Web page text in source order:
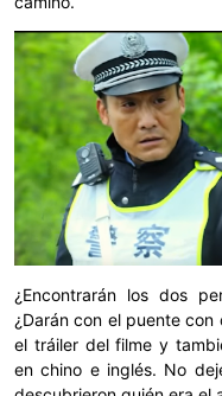
¿Encontrarán los dos
¿Darán con el puente
el tráiler del filme y
en chino e inglés. No